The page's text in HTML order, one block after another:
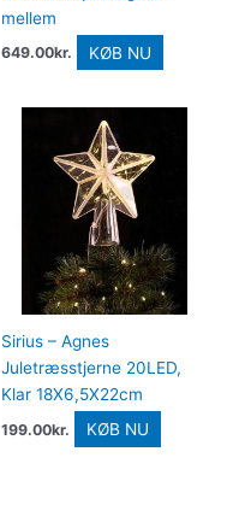
mellem
649.00kr. KØB NU
Sirius – Agnes
Juletræsstjerne 20LED,
Klar 18X6,5X22cm
199.00kr. KØB NU